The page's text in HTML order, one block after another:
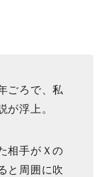
ごろで、私
が浮上。
相手がＸの
と周囲に吹